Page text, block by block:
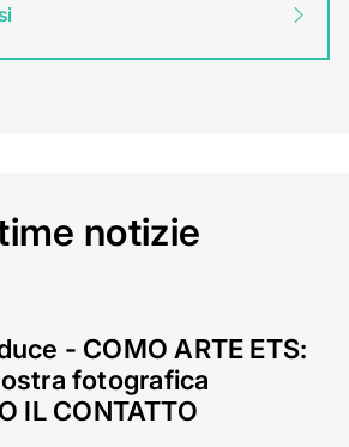
notizie
- COMO ARTE ETS:
fotografica
IL CONTATTO